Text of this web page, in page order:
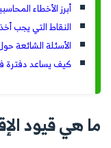
أبرز الأخطاء
النقاط التي يجب
الأسئلة الشائعة
كيف يساعد دفترة
ما هي قيود